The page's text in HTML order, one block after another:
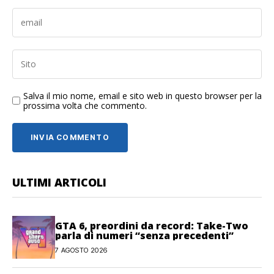
Salva il mio nome, email e sito web in questo browser per la
prossima volta che commento.
ULTIMI ARTICOLI
GTA 6, preordini da record: Take-Two
parla di numeri “senza precedenti”
7 AGOSTO 2026